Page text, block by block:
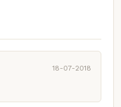
18-07-2018